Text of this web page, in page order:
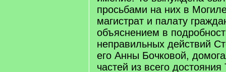
просьбами на них в
магистрат и палату
объяснением в
неправильных действий
его Анны Бочковой,
частей из всего